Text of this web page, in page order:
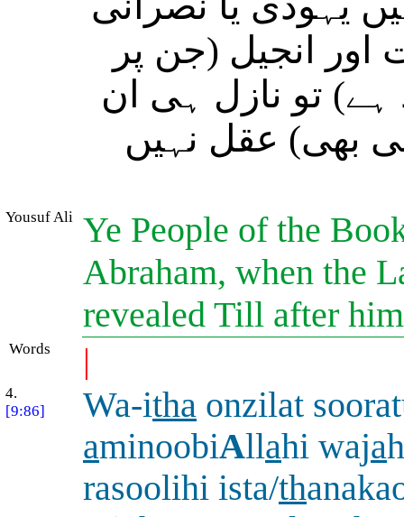
اور انجیل (جن پر
ہے) تو نازل ہی ان
بھی) عقل نہیں
Yousuf Ali Ye People of the
Abraham, when the
revealed Till after
Words |
4.
[9:86]
Wa-itha onzilat
aminoobiAllahi waja
rasoolihi ista/th